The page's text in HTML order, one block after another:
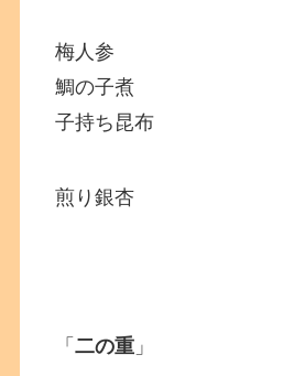
梅人参
鯛の子煮
子持ち昆布
煎り銀杏
「二の重 」